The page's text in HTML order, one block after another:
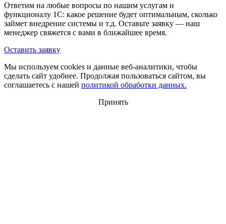
Ответим на любые вопросы по нашим услугам и
функционалу 1С: какое решение будет оптимальным, сколько
займет внедрение системы и т.д. Оставьте заявку — наш
менеджер свяжется с вами в ближайшее время.
Оставить заявку
Мы используем cookies и данные веб-аналитики, чтобы
сделать сайт удобнее. Продолжая пользоваться сайтом, вы
соглашаетесь с нашей политикой обработки данных.
Принять